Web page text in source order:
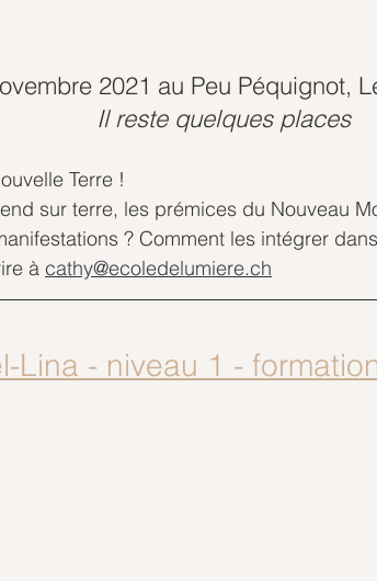
2021 au Peu Péquignot,
Il reste quelques places
Terre !
sur terre, les prémices du Nouveau
? Comment les intégrer
à cathy@ecoledelumiere.ch
Lina - niveau 1 -